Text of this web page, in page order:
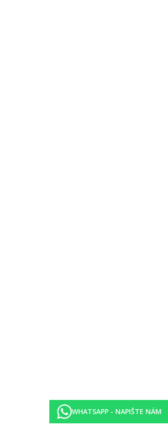
nad 16 let za maximálně 10 nocí. Pro vstup
číslo a datum platnosti cestovního pasu). TSA taxu
s privátní zahrádkou cca 20 m2
m2, přímý vstup do bazénu
pokoje cca 42 m2
navíc s venkovní vířivkou, velikost pokoje cca 42
pokoje s výhledem na bazén
WHATSAPP - NAPIŠTE NÁM